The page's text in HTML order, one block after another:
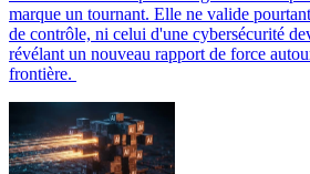
marque un tournant. Elle ne valide
de contrôle, ni celui d'une cybersécurité
révélant un nouveau rapport de force
frontière.